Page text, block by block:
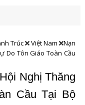
Trúc Việt Nam
Nạn
Do Tôn Giáo Toàn Cầu
Nghị Thăng
Cầu Tại Bộ